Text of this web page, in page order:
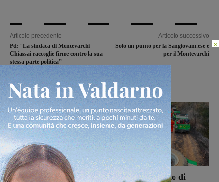
Articolo precedente
Pd: “La sindaca di Montevarchi
Chiassai raccoglie firme contro la sua
stessa parte politica”
Articolo successivo
Solo un punto per la Sangiovannese e
per il Montevarchi
Articoli correlati
Campionato nazionale
Bucine, incendio di
×